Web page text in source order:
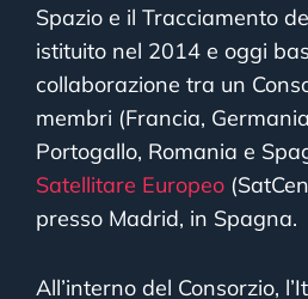
Spazio e il Tracciamento
istituito nel 2014 e oggi
collaborazione tra un
membri (Francia,
Portogallo, Romania e
Satellitare Europeo
presso Madrid, in Spagna.
All’interno del Consorzio,